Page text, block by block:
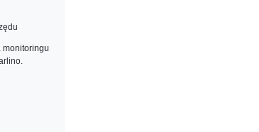
monitoringu